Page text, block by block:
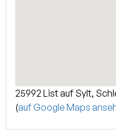
25992 List auf Sylt,
(auf Google Maps